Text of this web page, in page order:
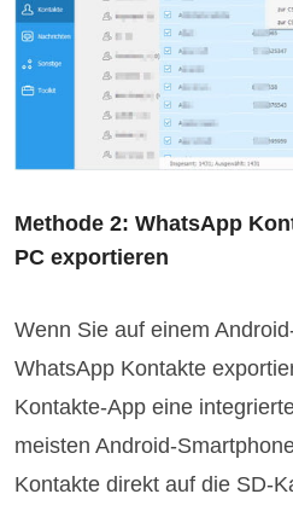
Methode 2: WhatsApp
PC exportieren
Wenn Sie auf einem
WhatsApp Kontakte
Kontakte-App eine
meisten Android-
Kontakte direkt auf die SD-